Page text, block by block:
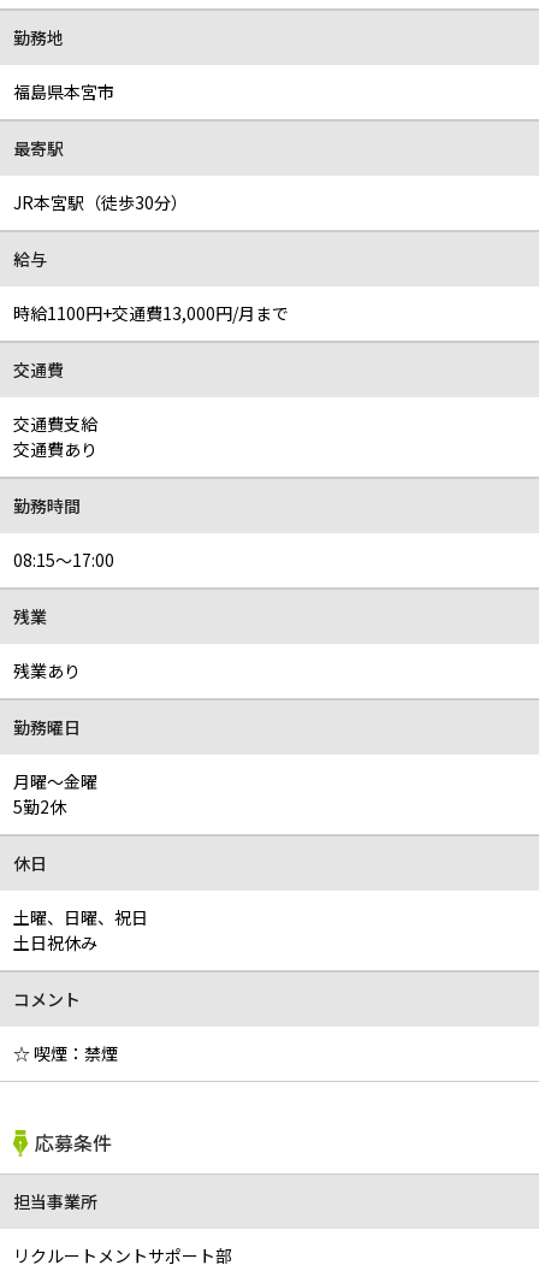
勤務地
福島県本宮市
最寄駅
JR本宮駅（徒歩30分）
給与
時給1100円+交通費13,000円/月まで
交通費
交通費支給
交通費あり
勤務時間
08:15～17:00
残業
残業あり
勤務曜日
月曜～金曜
5勤2休
休日
土曜、日曜、祝日
土日祝休み
コメント
☆ 喫煙：禁煙
応募条件
担当事業所
リクルートメントサポート部